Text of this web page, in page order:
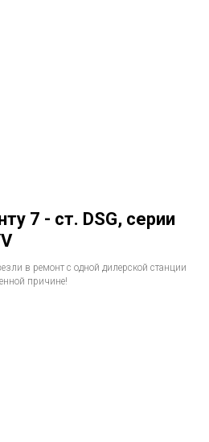
7 - ст. DSG, серии
в ремонт с одной дилерской станции
причине!